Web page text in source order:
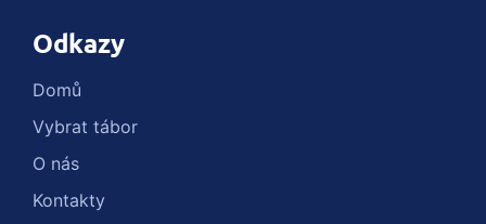
Odkazy
Domů
Vybrat tábor
O nás
Kontakty